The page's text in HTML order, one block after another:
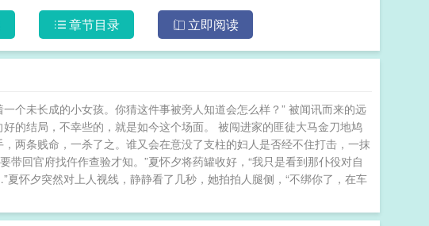
未灭，焚毁房屋上万，死伤居民数千。统管都城军巡司的男主角
牵连出了一系列事件。一切从这场大火开始，从而女配们才会相
吧？“姑娘如何会在今夜只带一个贴身侍婢到三殿下府旁的药
外的旁人？”“如何知晓今日我在三殿下府中赴宴？”“是你不慎打
口中‘两世的女主角’又是谓何？夏姑娘。”钟廷璋哼笑一声，侧身
王一个解释吗？”火光电石间，两人沉默地对视着。一旁的军士
力呵喊着向下一拉。“轰隆”一声，危房应声而倒，溅起漫天火
了家人们！[搭肩膀，凑近欣赏貌美脸蛋]小钟惊恐：怎么一来就
章节目录 立即阅读
个未长成的小女孩。你猜这件事被旁人知道会怎么样？” 被闻讯而来的远
的结局，不幸些的，就是如今这个场面。 被闯进家的匪徒大马金刀地鸠
两条贱命，一杀了之。谁又会在意没了支柱的妇人是否经不住打击，一抹
回官府找仵作查验才知。”夏怀夕将药罐收好，“我只是看到那仆役对自
怀夕突然对上人视线，静静看了几秒，她拍拍人腿侧，“不绑你了，在车